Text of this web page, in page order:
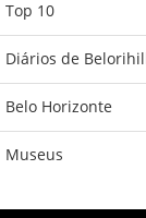
Top 10
Diários de
Belo Horizonte
Museus